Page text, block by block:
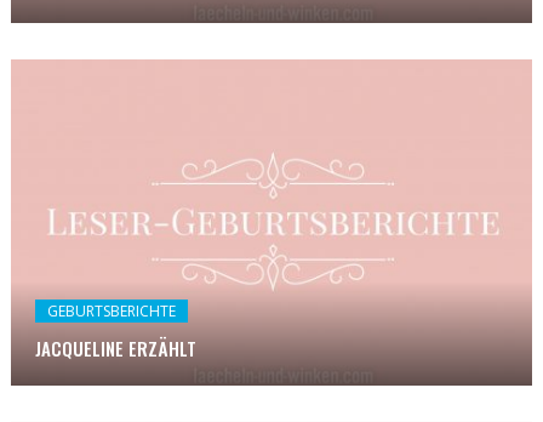
GEBURTSBERICHTE
JACQUELINE ERZÄHLT